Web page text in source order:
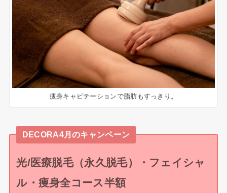
痩身キャビテーションで脂肪もすっきり。
DECORA4月のキャンペーン
光/医療脱毛（永久脱毛）・フェイシャ
ル・痩身全コース半額